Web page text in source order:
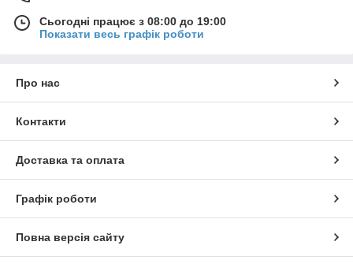
Сьогодні працює з 08:00 до 19:00
Показати весь графік роботи
Про нас
Контакти
Доставка та оплата
Графік роботи
Повна версія сайту